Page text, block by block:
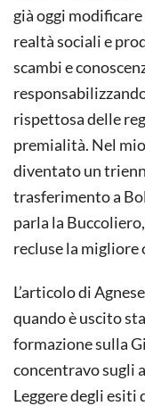
già oggi
realtà sociali e
scambi e
rispettosa delle
premialità. Nel
diventato un
trasferimento a
parla la
recluse la
L’articolo di
quando è uscito
formazione sulla
concentravo sugli
Leggere degli esiti